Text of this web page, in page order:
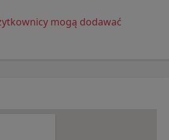
mogą dodawać